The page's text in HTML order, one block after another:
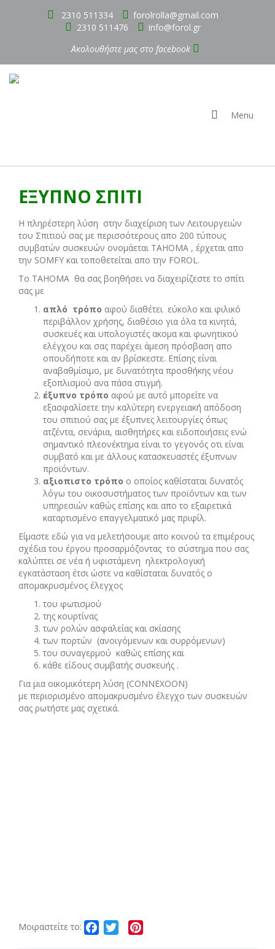
2310 511334
forolrolla@gmail.com
2310 511476
info@forol.gr
Ακολουθήστε μας στο facebook
Menu
ΕΞΥΠΝΟ ΣΠΙΤΙ
Η πληρέστερη λύση στην διαχείριση των Λειτουργειών
του Σπιτιού σας με περισσότερους απο 200 τύπους
συμβατών συσκευών ονομάεται ΤΑΗΟΜΑ , έρχεται απο
την SOMFY και τοποθετείται απο την FOROL.
Το ΤΑΗΟΜΑ θα σας βοηθήσει να διαχειρίζεστε το σπίτι
σας με
απλό τρόπο αφού διαθέτει εύκολο και φιλικό
περιβάλλον χρήσης, διαθέσιο για όλα τα κινητά,
συσκευές και υπολογιστές ακομα και φωνητικού
ελέγχου και σας παρέχει άμεση πρόσβαση απο
οπουδήποτε και αν βρίσκεστε. Επίσης είναι
αναβαθμίσιμο, με δυνατότητα προσθήκης νέου
εξοπλισμού ανα πάσα στιγμή.
έξυπνο τρόπο αφού με αυτό μπορείτε να
εξασφαλίσετε την καλύτερη ενεργειακή απόδοση
του σπιτιού σας με έξυπνες λειτουργίες όπως
ατζέντα, σενάρια, αισθητήρες και ειδοποιήσεις ενώ
σημαντικό πλεονέκτημα είναι το γεγονός οτι είναι
συμβατό και με άλλους κατασκευαστές έξυπνων
προϊόντων.
αξιοπιστο τρόπο ο οποίος καθίσταται δυνατός
λόγω του οικοσυστήματος των προϊόντων και των
υπηρεσιών καθώς επίσης και απο το εξαιρετικά
καταρτισμένο επαγγελματικό μας πριφίλ.
Είμαστε εδώ για να μελετήσουμε απο κοινού τα επιμέρους
σχέδια του έργου προσαρμόζοντας το σύστημα που σας
καλύπτει σε νέα ή υφιστάμενη ηλεκτρολογική
εγκατάσταση έτσι ώστε να καθίσταται δυνατός ο
απομακρυσμένος έλεγχος
του φωτισμού
της κουρτίνας
των ρολών ασφαλείας και σκίασης
των πορτών (ανοιγόμενων και συρρόμενων)
του συναγερμού καθώς επίσης και
κάθε είδους συμβατής συσκευής .
Για μια οικομικότερη λύση (CONNEXOON)
με περιορισμένο απομακρυσμένο έλεγχο των συσκευών
σας ρωτήστε μας σχετικά.
Μοιραστείτε το: Facebook
Twitter